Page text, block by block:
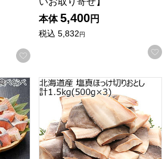
点中）
お気に入りに登録する
本体 5,400円
税込 5,832円
・紅鮭」食べくらべ 計1kg(甘塩味
北海道産 塩真ほっけ切りお